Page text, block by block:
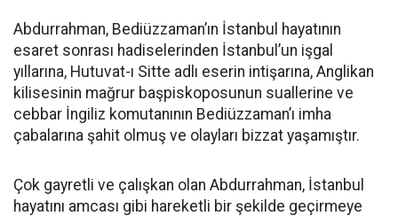
Abdurrahman, Bediüzzaman’ın İstanbul hayatının
esaret sonrası hadiselerinden İstanbul’un işgal
yıllarına, Hutuvat-ı Sitte adlı eserin intişarına, Anglikan
kilisesinin mağrur başpiskoposunun suallerine ve
cebbar İngiliz komutanının Bediüzzaman’ı imha
çabalarına şahit olmuş ve olayları bizzat yaşamıştır.
Çok gayretli ve çalışkan olan Abdurrahman, İstanbul
hayatını amcası gibi hareketli bir şekilde geçirmeye